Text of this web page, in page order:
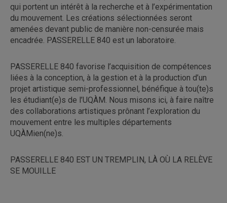
qui portent un intérêt à la recherche et à l’expérimentation
du mouvement. Les créations sélectionnées seront
amenées devant public de manière non-censurée mais
encadrée. PASSERELLE 840 est un laboratoire.
PASSERELLE 840 favorise l’acquisition de compétences
liées à la conception, à la gestion et à la production d’un
projet artistique semi-professionnel, bénéfique à tou(te)s
les étudiant(e)s de l’UQÀM. Nous misons ici, à faire naître
des collaborations artistiques prônant l’exploration du
mouvement entre les multiples départements
UQÀMien(ne)s.
PASSERELLE 840 EST UN TREMPLIN, LÀ OÙ LA RELÈVE
SE MOUILLE